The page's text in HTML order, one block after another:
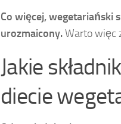
Co więcej, wegetariański
urozmaicony.Warto więc
Jakie
diecie